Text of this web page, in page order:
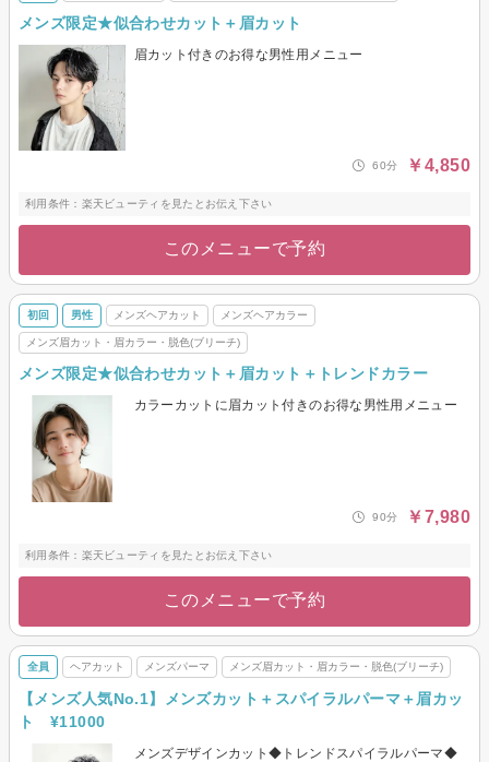
メンズヘアカット メンズヘアカラー
メンズパーマ
メンズ眉カット・眉カラー・
メンズ限定★似合わせカット＋眉カット
眉カット付きのお得な男性用メニュー
60分 ￥4,850
利用条件：楽天ビューティを見たとお伝え下さい
このメニューで予約
初回 男性 メンズヘアカット メンズヘアカラー
メンズ眉カット・眉カラー・脱色(ブリーチ)
メンズ限定★似合わせカット＋眉カット＋トレンドカラー
カラーカットに眉カット付きのお得な男性用メニュー
90分 ￥7,980
利用条件：楽天ビューティを見たとお伝え下さい
このメニューで予約
全員 ヘアカット メンズパーマ メンズ眉カット・眉カラー・脱色(ブリーチ)
【メンズ人気No.1】メンズカット＋スパイラルパーマ＋眉カッ
ト ¥11000
メンズデザインカット◆トレンドスパイラルパーマ◆